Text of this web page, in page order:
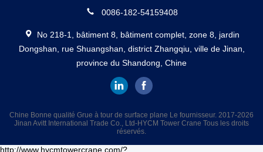
0086-182-54159408
No 218-1, bâtiment 8, bâtiment complet, zone 8, jardin
Dongshan, rue Shuangshan, district Zhangqiu, ville de Jinan,
province du Shandong, Chine
Chine Bonne qualité Grue à tour de surface plane Le fournisseur. 2017-2026
Jinan Avitt International Trade Co., Ltd-HYCM Tower Crane Tous les droits
réservés.
http://www.hycmtowercrane.com/?